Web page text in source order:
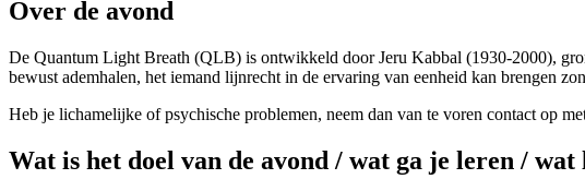
Over de avond
De Quantum Light Breath (QLB) is ontwikkeld door Jeru Kabbal (1930-2000),
bewust ademhalen, het iemand lijnrecht in de ervaring van eenheid kan brengen
Heb je lichamelijke of psychische problemen, neem dan van te voren contact op
Wat is het doel van de avond / wat ga je leren /